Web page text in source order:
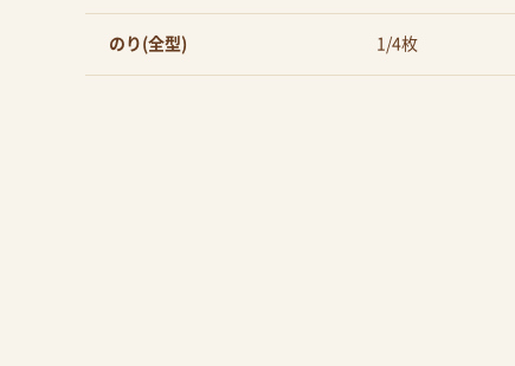
のり(全型) 1/4枚